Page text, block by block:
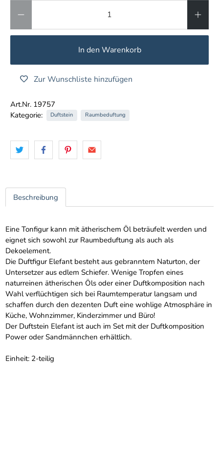
In den Warenkorb
Zur Wunschliste hinzufügen
Art.Nr. 19757
Kategorie:
Duftstein Raumbeduftung
Beschreibung
Eine Tonfigur kann mit ätherischem Öl beträufelt werden und
eignet sich sowohl zur Raumbeduftung als auch als
Dekoelement.
Die Duftfigur Elefant besteht aus gebranntem Naturton, der
Untersetzer aus edlem Schiefer. Wenige Tropfen eines
naturreinen ätherischen Öls oder einer Duftkomposition nach
Wahl verflüchtigen sich bei Raumtemperatur langsam und
schaffen durch den dezenten Duft eine wohlige Atmosphäre in
Küche, Wohnzimmer, Kinderzimmer und Büro!
Der Duftstein Elefant ist auch im Set mit der Duftkomposition
Power oder Sandmännchen erhältlich.
Einheit: 2-teilig